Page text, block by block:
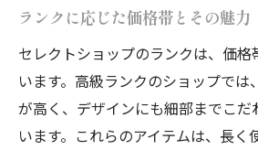
ランクに応じた価格帯とその魅力
セレクトショップのランクは、価格
います。高級ランクのショップでは
が高く、デザインにも細部までこだ
います。これらのアイテムは、長く